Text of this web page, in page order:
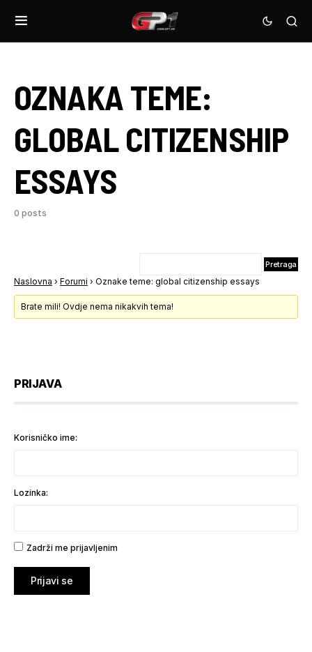
OZNAKA TEME:
GLOBAL CITIZENSHIP
ESSAYS
0 posts
Naslovna › Forumi › Oznake teme: global citizenship essays
Brate mili! Ovdje nema nikakvih tema!
PRIJAVA
Korisničko ime:
Lozinka:
Zadrži me prijavljenim
Prijavi se